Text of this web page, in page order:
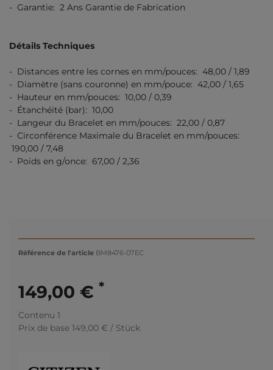
- Garantie: 2 Ans Garantie de Fabrication
Détails Techniques
- Distances entre les cornes en mm/pouces: 48,00 / 1,89
- Diamètre (sans couronne) en mm/pouce: 42,00 / 1,65
- Hauteur en mm/pouces: 10,00 / 0,39
- Étanchéité (bar): 10,00
- Langeur du Bracelet en mm/pouces: 22,00 / 0,87
- Circonférence Maximale du Bracelet en mm/pouces:
190,00 / 7,48
- Poids en g/once: 67,00 / 2,36
Référence de l'article BM8476-07EC
149,00 € *
Contenu 1
Prix de base 149,00 € / Stück